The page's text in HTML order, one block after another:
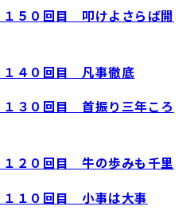
１５０回目 叩けよさらば開
１４０回目 凡事徹底
１３０回目 首振り三年ころ
１２０回目 牛の歩みも千里
１１０回目 小事は大事